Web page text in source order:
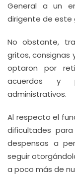
General a un
dirigente de este
No obstante,
gritos, consignas
optaron por
acuerdos y
administrativos.
Al respecto el
dificultades
despensas a
seguir
a poco más de